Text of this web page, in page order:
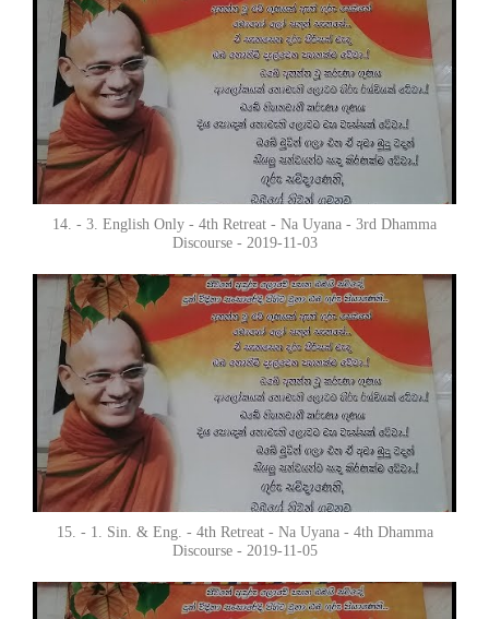
14. - 3. English Only - 4th Retreat - Na Uyana - 3rd Dhamma
Discourse - 2019-11-03
15. - 1. Sin. & Eng. - 4th Retreat - Na Uyana - 4th Dhamma
Discourse - 2019-11-05